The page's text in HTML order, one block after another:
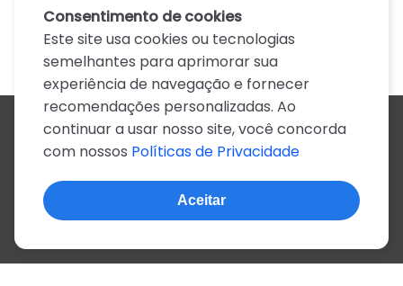
Todos os artistas
A
B C D E F G H I J
N
O P Q R S T U V W X
Z
0-9
© 2022, mais de 2 milhões de cifras e letras
Consentimento de cookies
Este site usa cookies ou tecnologias
semelhantes para aprimorar sua
experiência de navegação e fornecer
recomendações personalizadas. Ao
continuar a usar nosso site, você concorda
com nossos Políticas de Privacidade
Aceitar